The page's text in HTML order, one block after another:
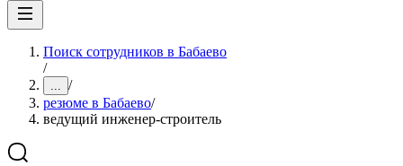
Поиск сотрудников в Бабаево
/
... /
резюме в Бабаево/
ведущий инженер-строитель